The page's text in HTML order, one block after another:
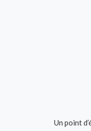
Un point